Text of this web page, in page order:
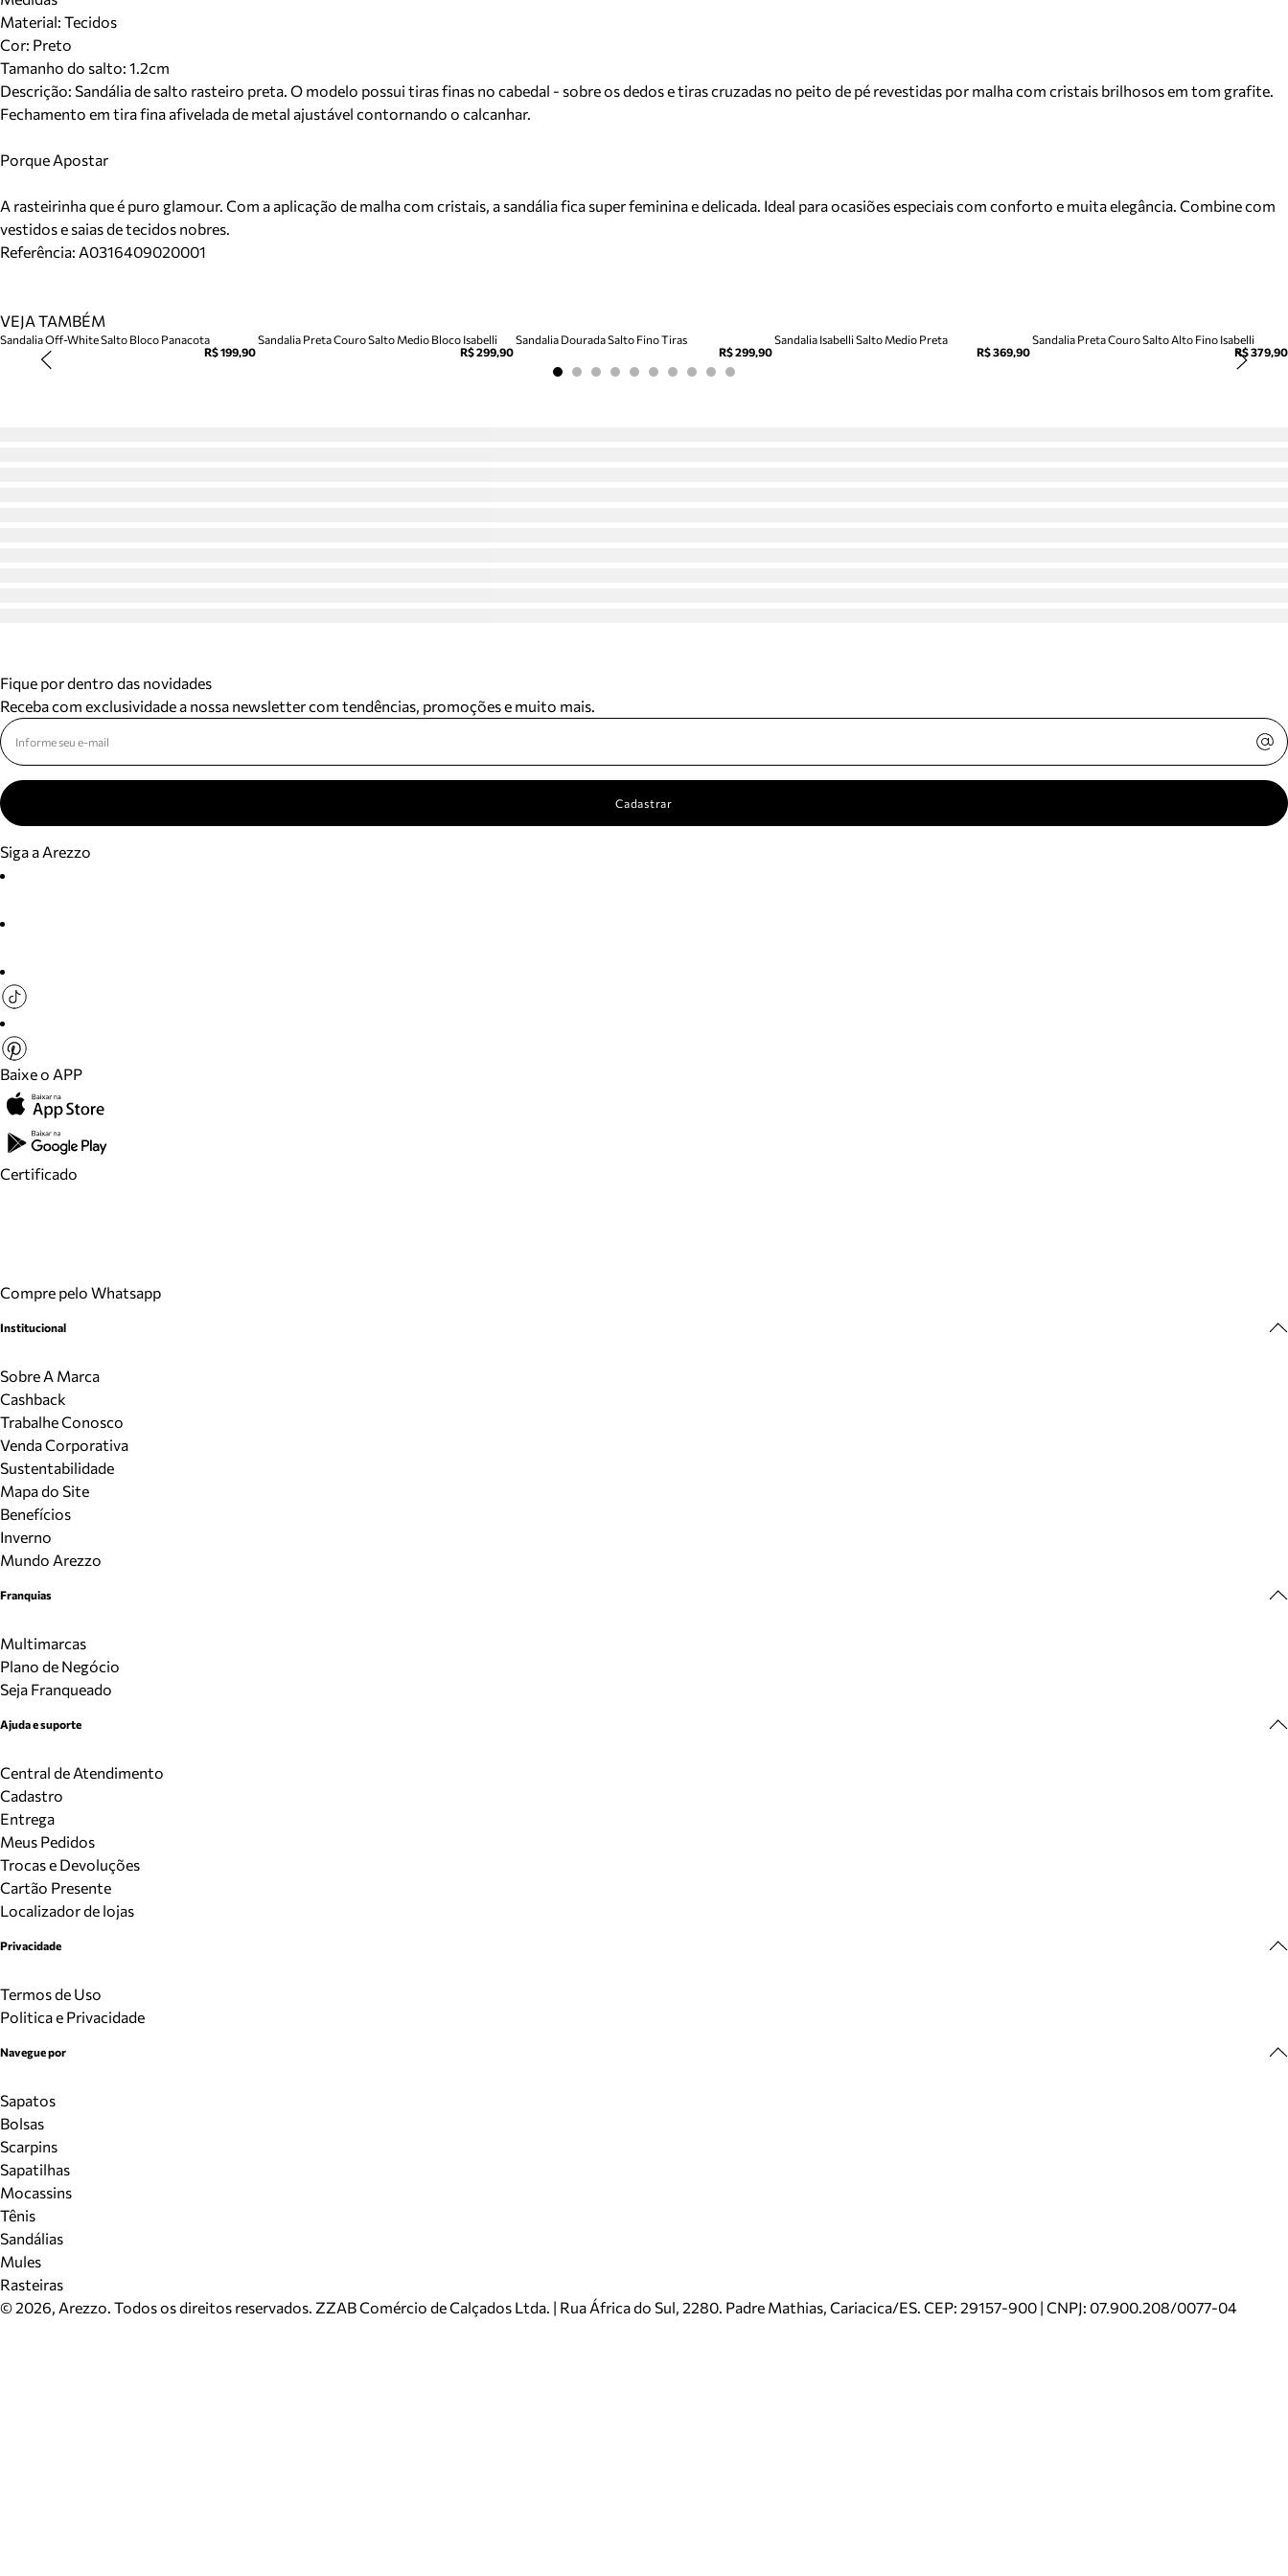
Material: Tecidos
Cor: Preto
Tamanho do salto: 1.2cm
Descrição: Sandália de salto rasteiro preta. O modelo possui tiras finas no cabedal - sobre os dedos e tiras cruzadas no peito de pé revestidas por malha com cristais brilhosos em tom grafite.
Fechamento em tira fina afivelada de metal ajustável contornando o calcanhar.
Porque Apostar
A rasteirinha que é puro glamour. Com a aplicação de malha com cristais, a sandália fica super feminina e delicada. Ideal para ocasiões especiais com conforto e muita elegância. Combine com
vestidos e saias de tecidos nobres.
Referência: A0316409020001
VEJA TAMBÉM
Sandalia Off-White Salto Bloco Panacota
R$ 199,90
Sandalia Preta Couro Salto Medio Bloco Isabelli
R$ 299,90
Sandalia Dourada Salto Fino Tiras
R$ 299,90
Sandalia Isabelli Salto Medio Preta
R$ 369,90
Sandalia Preta Couro Salto Alto Fino Isabelli
R$ 379,90
Fique por dentro das novidades
Receba com exclusividade a nossa newsletter com tendências, promoções e muito mais.
Cadastrar
Siga a Arezzo
Baixe o APP
Certificado
Compre pelo Whatsapp
Institucional
Sobre A Marca
Cashback
Trabalhe Conosco
Venda Corporativa
Sustentabilidade
Mapa do Site
Benefícios
Inverno
Mundo Arezzo
Franquias
Multimarcas
Plano de Negócio
Seja Franqueado
Ajuda e suporte
Central de Atendimento
Cadastro
Entrega
Meus Pedidos
Trocas e Devoluções
Cartão Presente
Localizador de lojas
Privacidade
Termos de Uso
Politica e Privacidade
Navegue por
Sapatos
Bolsas
Scarpins
Sapatilhas
Mocassins
Tênis
Sandálias
Mules
Rasteiras
©2026, Arezzo. Todos os direitos reservados. ZZAB Comércio de Calçados Ltda. | Rua África do Sul, 2280. Padre Mathias, Cariacica/ES. CEP: 29157-900 | CNPJ: 07.900.208/0077-04